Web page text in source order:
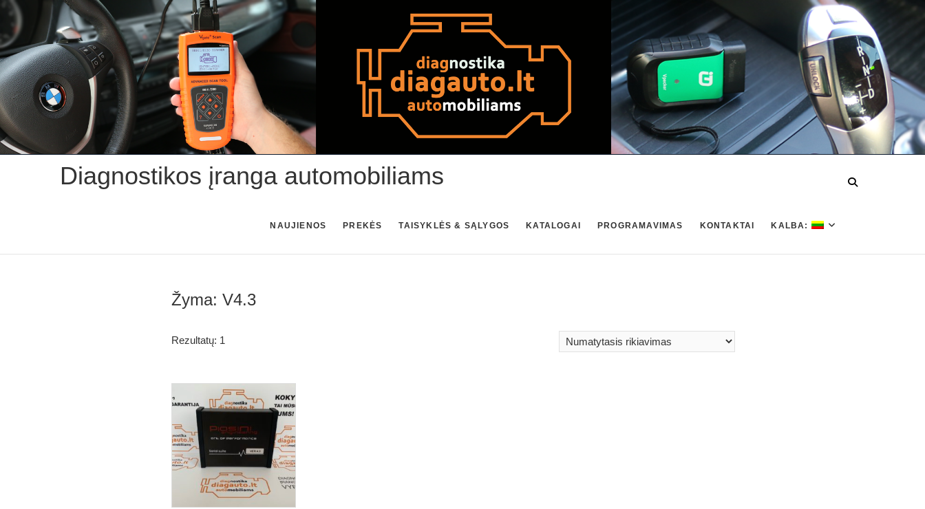
Skip
content
Diagnostikos įranga automobiliams
NAUJIENOS PREKĖS TAISYKLĖS & SĄLYGOS KATALOGAI PROGRAMAVIMAS KONTAKTAI KALBA:
Žyma: V4.3
Rezultatų: 1